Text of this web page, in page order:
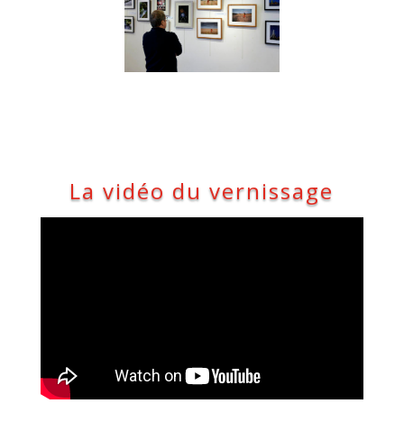
La vidéo du vernissage